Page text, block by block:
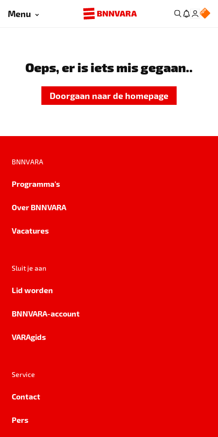
Menu
Oeps, er is iets mis gegaan..
Doorgaan naar de homepage
BNNVARA
Programma's
Over BNNVARA
Vacatures
Sluit je aan
Lid worden
BNNVARA-account
VARAgids
Service
Contact
Pers